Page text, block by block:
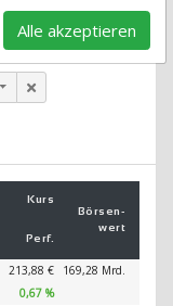
Kurs
Börsen­
wert
Perf.
213,88 € 169,28 Mrd.
0,67 %
Alle akzeptieren